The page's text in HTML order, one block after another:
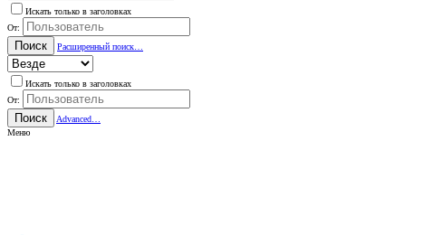
Искать только в заголовках
От:
Поиск Расширенный поиск…
Искать только в заголовках
От:
Поиск
Advanced…
Меню